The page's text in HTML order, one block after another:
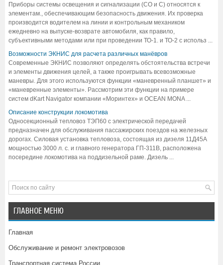
Приборы системы освещения и сигнализации (СО и С) относятся к
элементам., обеспечивающим безопасность движения. Их проверка
производится водителем на линии и контрольным механиком
ежедневно на выпуске-возврате автомобиля, как правило,
субъективными методами или при проведении ТО-1. и ТО-2 с использ ...
Возможности ЭКНИС для расчета различных манёвров
Современные ЭКНИС позволяют определять обстоятельства встречи
и элементы движения целей, а также проигрывать всевозможные
маневры. Для этого используются функции «маневренный планшет» и
«маневренные элементы». Рассмотрим эти функции на примере
систем dKart Navigator компании «Моринтех» и OCEAN MONA ...
Описание конструкции локомотива
Односекционный тепловоз ТЭП60 с электрической передачей
предназначен для обслуживания пассажирских поездов на железных
дорогах. Силовая установка тепловоза, состоящая из дизеля 11Д45А
мощностью 3000 л. с. и главного генератора ГП-311В, расположена
посередине локомотива на поддизельной раме. Дизель ...
ГЛАВНОЕ МЕНЮ
Главная
Обслуживание и ремонт электровозов
Транспортная система России